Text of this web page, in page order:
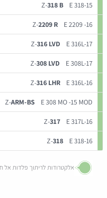
Z-318 B E 318-15
Z-2209 R E 2209 -16
Z-316 LVD E 316L-17
Z-308 LVD E 308L-17
Z-316 LHR E 316L-16
Z-ARM-BS E 308 MO -15 MOD
Z-317 E 317L-16
Z-318 E 318-16
אלקטרודות לריתוך פלדות אל